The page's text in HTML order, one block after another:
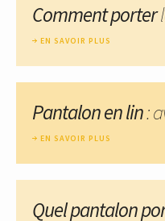
Comment porter
EN SAVOIR PLUS
Pantalon en lin:
EN SAVOIR PLUS
Quel pantalon